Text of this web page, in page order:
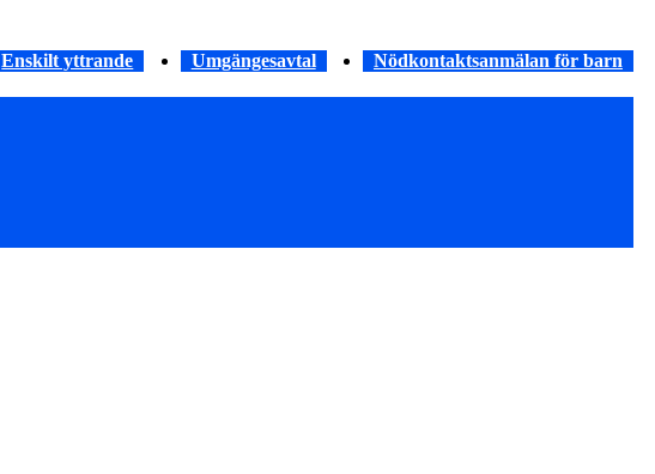
Enskilt yttrande Umgängesavtal Nödkontaktsanmälan för barn